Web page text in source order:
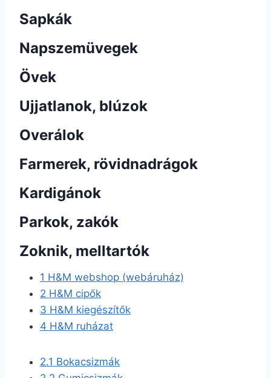
Sapkák
Napszemüvegek
Övek
Ujjatlanok, blúzok
Overálok
Farmerek, rövidnadrágok
Kardigánok
Parkok, zakók
Zoknik, melltartók
1 H&M webshop (webáruház)
2 H&M cipők
3 H&M kiegészítők
4 H&M ruházat
2.1 Bokacsizmák